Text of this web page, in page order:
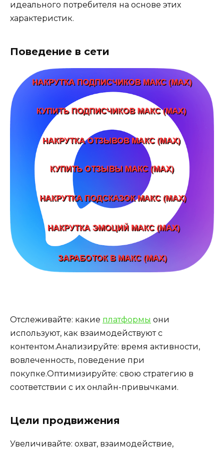
идеального потребителя на основе этих
характеристик.
Поведение в сети
Отслеживайте: какие платформы они
используют, как взаимодействуют с
контентом.Анализируйте: время активности,
вовлеченность, поведение при
покупке.Оптимизируйте: свою стратегию в
соответствии с их онлайн-привычками.
Цели продвижения
Увеличивайте: охват, взаимодействие,